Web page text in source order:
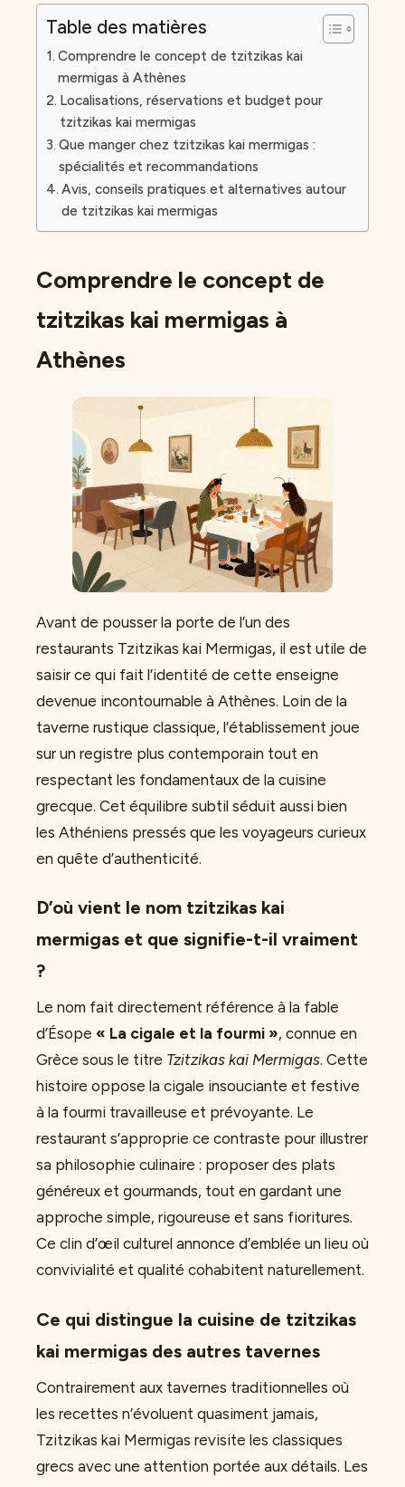
Table des matières
Comprendre le concept de tzitzikas kai
mermigas à Athènes
Localisations, réservations et budget pour
tzitzikas kai mermigas
Que manger chez tzitzikas kai mermigas :
spécialités et recommandations
Avis, conseils pratiques et alternatives autour
de tzitzikas kai mermigas
Comprendre le concept de
tzitzikas kai mermigas à
Athènes
Avant de pousser la porte de l’un des
restaurants Tzitzikas kai Mermigas, il est utile de
saisir ce qui fait l’identité de cette enseigne
devenue incontournable à Athènes. Loin de la
taverne rustique classique, l’établissement joue
sur un registre plus contemporain tout en
respectant les fondamentaux de la cuisine
grecque. Cet équilibre subtil séduit aussi bien
les Athéniens pressés que les voyageurs curieux
en quête d’authenticité.
D’où vient le nom tzitzikas kai
mermigas et que signifie-t-il vraiment
?
Le nom fait directement référence à la fable
d’Ésope « La cigale et la fourmi », connue en
Grèce sous le titre Tzitzikas kai Mermigas. Cette
histoire oppose la cigale insouciante et festive
à la fourmi travailleuse et prévoyante. Le
restaurant s’approprie ce contraste pour illustrer
sa philosophie culinaire : proposer des plats
généreux et gourmands, tout en gardant une
approche simple, rigoureuse et sans fioritures.
Ce clin d’œil culturel annonce d’emblée un lieu où
convivialité et qualité cohabitent naturellement.
Ce qui distingue la cuisine de tzitzikas
kai mermigas des autres tavernes
Contrairement aux tavernes traditionnelles où
les recettes n’évoluent quasiment jamais,
Tzitzikas kai Mermigas revisite les classiques
grecs avec une attention portée aux détails. Les